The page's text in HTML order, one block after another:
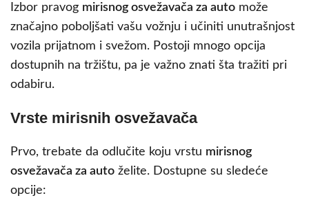
Izbor pravog mirisnog osvežavača za auto može
značajno poboljšati vašu vožnju i učiniti unutrašnjost
vozila prijatnom i svežom. Postoji mnogo opcija
dostupnih na tržištu, pa je važno znati šta tražiti pri
odabiru.
Vrste mirisnih osvežavača
Prvo, trebate da odlučite koju vrstu mirisnog
osvežavača za auto želite. Dostupne su sledeće
opcije: